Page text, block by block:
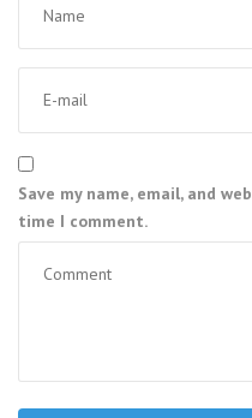
Save my name, email, and
time I comment.